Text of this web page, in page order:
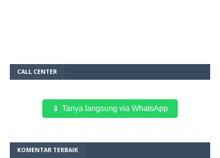
CALL CENTER
📱 Tanya langsung via WhatsApp
KOMENTAR TERBAIK